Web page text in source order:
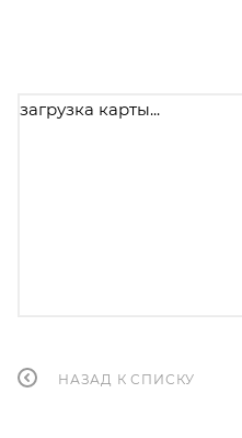
загрузка карты...
НАЗАД К СПИСКУ